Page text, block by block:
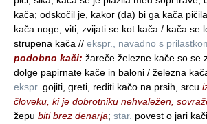
kača; odskočil je, kakor (da) bi ga kača
kača noge; viti, zvijati se kot kača / kača se
strupena kača // ekspr., navadno s
podobno kači: žareče železne kače so se
dolge papirnate kače in baloni / železna
ekspr. gojiti, greti, rediti kačo na prsih, srcu
človeku, ki je dobrotniku nehvaležen,
žepu biti brez denarja; star. povest o jari